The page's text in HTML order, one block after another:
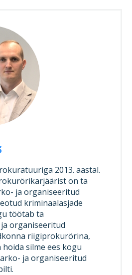
2013. aastal.
on ta
ja organiseeritud
kriminaalasjade
töötab ta
organiseeritud
riigiprokurörina,
silme ees kogu
ja organiseeritud